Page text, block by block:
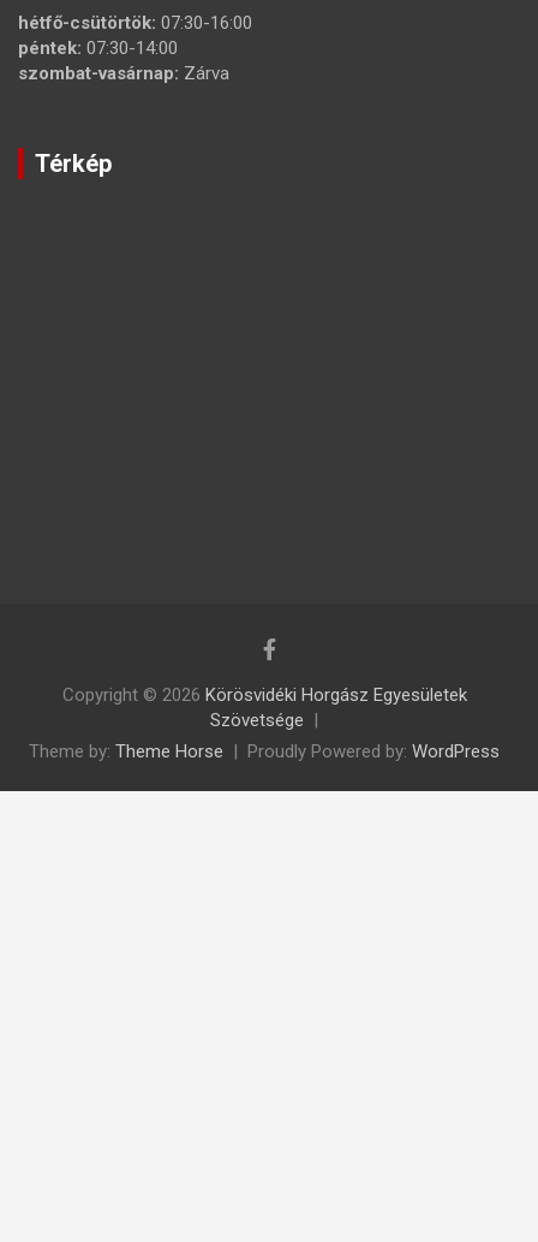
hétfő-csütörtök: 07:30-16:00
péntek: 07:30-14:00
szombat-vasárnap: Zárva
Térkép
Copyright © 2026 Körösvidéki Horgász Egyesületek
Szövetsége
Theme by: Theme Horse Proudly Powered by: WordPress